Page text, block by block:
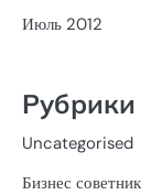
Июль 2012
Рубрики
Uncategorised
Бизнес советник